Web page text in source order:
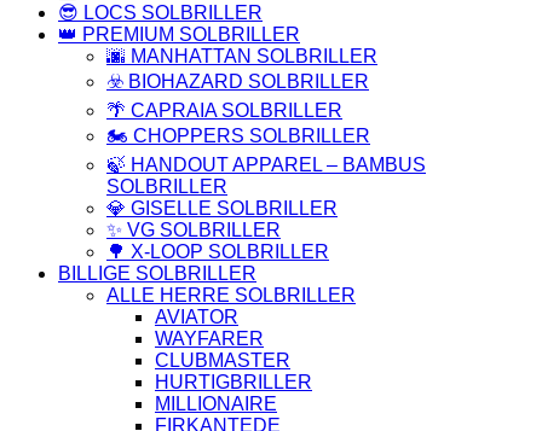
😎 LOCS SOLBRILLER
👑 PREMIUM SOLBRILLER
🌆 MANHATTAN SOLBRILLER
☣️ BIOHAZARD SOLBRILLER
🌴 CAPRAIA SOLBRILLER
🏍️ CHOPPERS SOLBRILLER
🍃 HANDOUT APPAREL – BAMBUS
SOLBRILLER
💎 GISELLE SOLBRILLER
✨ VG SOLBRILLER
🌳 X-LOOP SOLBRILLER
BILLIGE SOLBRILLER
ALLE HERRE SOLBRILLER
AVIATOR
WAYFARER
CLUBMASTER
HURTIGBRILLER
MILLIONAIRE
FIRKANTEDE